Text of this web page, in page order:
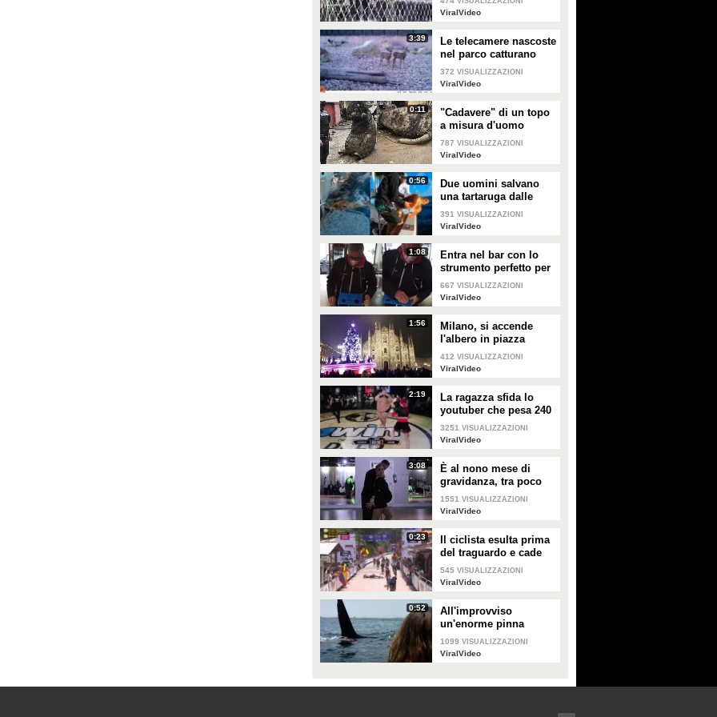
cadere giù
ViralVideo
3:39
Le telecamere nascoste
nel parco catturano
uno spettacolo
naturale mozzafiato
372 VISUALIZZAZIONI
ViralVideo
0:11
"Cadavere" di un topo
a misura d'uomo
ritrovato nelle fogne:
poi si scopre di cosa si
787 VISUALIZZAZIONI
ViralVideo
0:56
Due uomini salvano
una tartaruga dalle
fauci di uno squalo
tigre affamato
391 VISUALIZZAZIONI
ViralVideo
1:08
Entra nel bar con lo
strumento perfetto per
consumare la
colazione da asporto
667 VISUALIZZAZIONI
ViralVideo
1:56
Milano, si accende
l'albero in piazza
Duomo
412 VISUALIZZAZIONI
ViralVideo
2:19
La ragazza sfida lo
youtuber che pesa 240
kg e lo mette KO
3251 VISUALIZZAZIONI
ViralVideo
3:08
È al nono mese di
gravidanza, tra poco
sarà mamma ma non
vuole smettere di
1551 VISUALIZZAZIONI
ViralVideo
0:23
Il ciclista esulta prima
del traguardo e cade
rovinosamente
545 VISUALIZZAZIONI
ViralVideo
0:52
All'improvviso
un'enorme pinna
spunta fuori mentre
sono in kayak
1099 VISUALIZZAZIONI
ViralVideo
inflessibile, spronando il ragazzo
dinamica tossica, con Francesca il
registro è cambiato radicalmente.
Un cambio di passo che dimostra
PLAY
1357• diViralVideo